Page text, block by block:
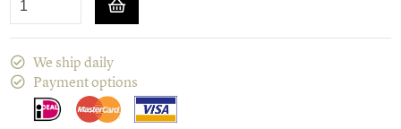
We ship daily
Payment options